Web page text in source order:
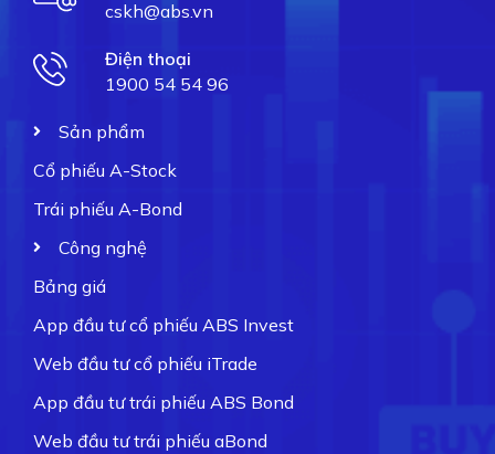
cskh@abs.vn
Điện thoại
1900 54 54 96
Sản phẩm
Cổ phiếu A-Stock
Trái phiếu A-Bond
Công nghệ
Bảng giá
App đầu tư cổ phiếu ABS Invest
Web đầu tư cổ phiếu iTrade
App đầu tư trái phiếu ABS Bond
Web đầu tư trái phiếu aBond